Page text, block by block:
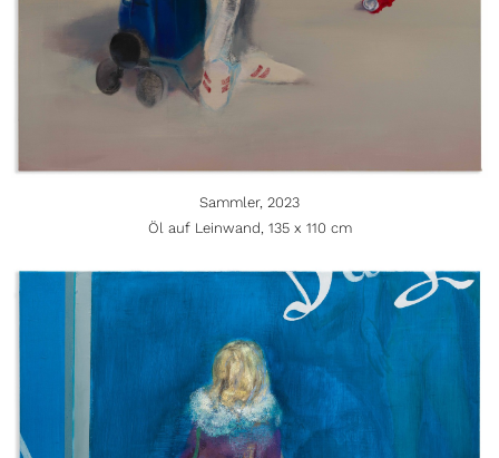
Sammler, 2023
Öl auf Leinwand, 135 x 110 cm